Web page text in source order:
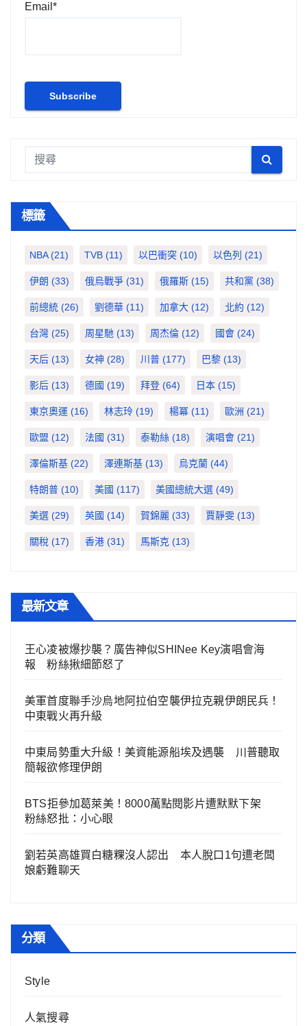
Email*
標籤
NBA(21) TVB (11) 以巴衝突 (10) 以色列 (21)
伊朗 (33) 俄烏戰爭 (31) 俄羅斯 (15) 共和黨 (38)
前總統 (26) 劉德華 (11) 加拿大 (12) 北約 (12)
台灣 (25) 周星馳 (13) 周杰倫 (12) 國會 (24)
天后 (13) 女神 (28) 川普 (177) 巴黎 (13)
影后 (13) 德國 (19) 拜登 (64) 日本 (15)
東京奧運 (16) 林志玲 (19) 楊冪 (11) 歐洲 (21)
歐盟 (12) 法國 (31) 泰勒絲 (18) 演唱會 (21)
澤倫斯基 (22) 澤連斯基 (13) 烏克蘭 (44)
特朗普 (10) 美國 (117) 美國總統大選 (49)
美選 (29) 英國 (14) 賀錦麗 (33) 賈靜雯 (13)
關稅 (17) 香港 (31) 馬斯克 (13)
最新文章
王心凌被爆抄襲？廣告神似SHINee Key演唱會海
報 粉絲揪細節怒了
美軍首度聯手沙烏地阿拉伯空襲伊拉克親伊朗民兵！
中東戰火再升級
中東局勢重大升級！美資能源船埃及遇襲 川普聽取
簡報欲修理伊朗
BTS拒參加葛萊美！8000萬點閱影片遭默默下架
粉絲怒批：小心眼
劉若英高雄買白糖粿沒人認出 本人脫口1句遭老闆
娘虧難聊天
分類
Style
人氣搜尋